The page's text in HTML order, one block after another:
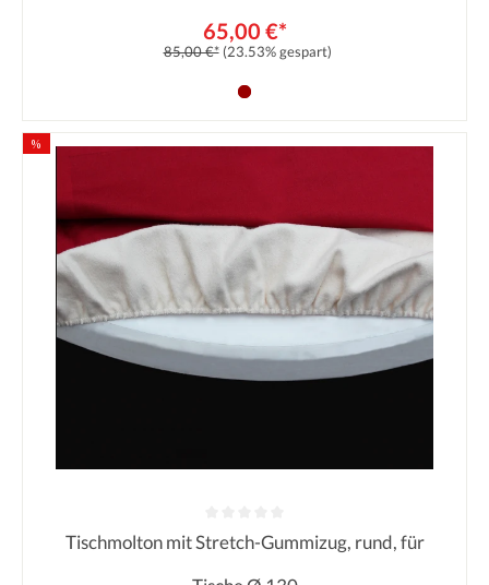
65,00 €*
85,00 €* (23.53% gespart)
%
Durchschnittliche Bewertung von 0
Tischmolton mit Stretch-Gummizug, rund, für